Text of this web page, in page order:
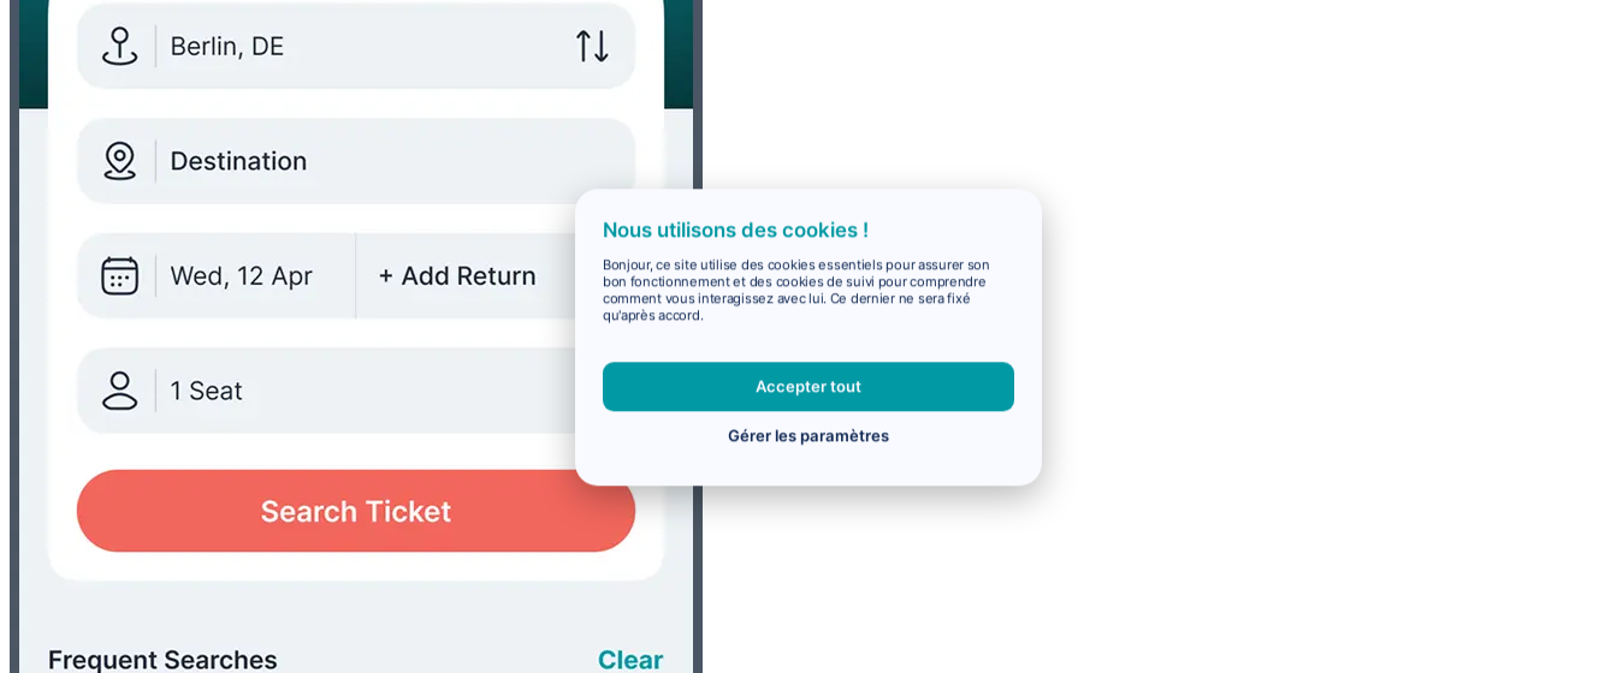
Nous utilisons des cookies !
Bonjour, ce site utilise des cookies essentiels pour assurer son
bon fonctionnement et des cookies de suivi pour comprendre
comment vous interagissez avec lui. Ce dernier ne sera fixé
qu'après accord.
Accepter tout
Gérer les paramètres